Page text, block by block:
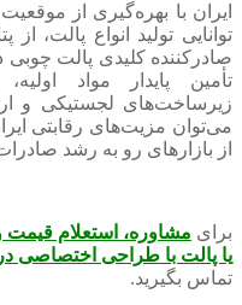
ایران با بهره‌گیری از
توانایی تولید انواع پالت،
صادرکننده کلیدی پالت چوبی
تأمین پایدار مواد
زیرساخت‌های لجستیکی و
می‌توان مزیت‌های رقابتی
از بازارهای رو به رشد
برای مشاوره، استعلام
یا پالت با طراحی اختصاصی د
تماس بگیرید.